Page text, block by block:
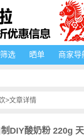
选 晒单 商家导
>文章详情
DIY酸奶粉 220g